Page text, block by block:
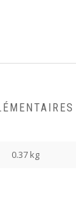
0.37 kg